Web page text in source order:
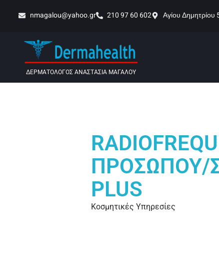
nmagalou@yahoo.gr 210 97 60 602 Αγίου Δημητρίου
ΔΕΡΜΑΤΟΛΟΓΟΣ ΑΝΑΣΤΑΣΙΑ ΜΑΓΑΛΟΥ
ΠΡΟΣΩΠΟΥ/
PLUS
Κοσμητικές Υπηρεσίες